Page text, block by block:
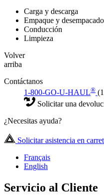
Carga y descarga
Empaque y desempacado
Conducción
Limpieza
Volver
arriba
Contáctanos
1-800-GO-U-HAUL®
Solicitar una
¿Necesitas ayuda?
Solicitar asistencia en
Français
English
Servicio al Cliente